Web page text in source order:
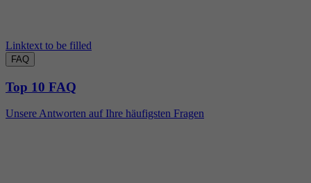
Linktext to be filled
FAQ
Top 10 FAQ
Unsere Antworten auf Ihre häufigsten Fragen